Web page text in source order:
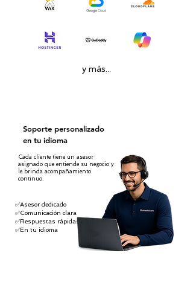
y más...
Soporte personalizado
en tu idioma
Cada cliente tiene un asesor
asignado que entiende su negocio y
le brinda acompañamiento
continuo.
✅Asesor dedicado
✅Comunicación clara
✅Respuestas rápidas
✅En tu idioma